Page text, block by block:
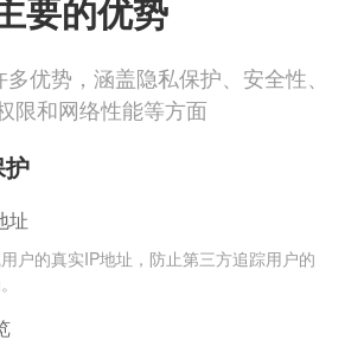
要的优势
优势，涵盖隐私保护、安全性、
限和网络性能等方面
址
户的真实IP地址，防止第三方追踪用户的